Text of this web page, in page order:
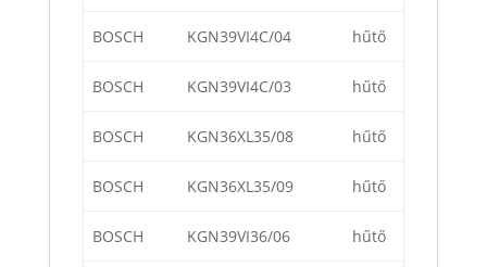
BOSCH KGN39VI4C/04 hűtő
BOSCH KGN39VI4C/03 hűtő
BOSCH KGN36XL35/08 hűtő
BOSCH KGN36XL35/09 hűtő
BOSCH KGN39VI36/06 hűtő